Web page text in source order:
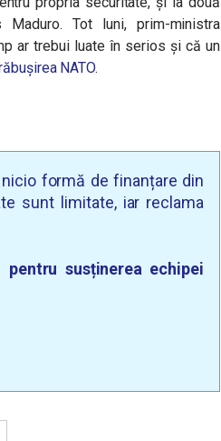
Tot luni, prim-ministra
ar trebui luate în serios și că un
NATO.
formă de finanțare din
sunt limitate, iar reclama
susținerea echipei